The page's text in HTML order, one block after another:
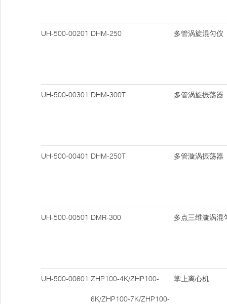
UH-500-00201 DHM-250 多管涡旋混匀仪
UH-500-00301 DHM-300T 多管涡旋振荡器
UH-500-00401 DHM-250T 多管漩涡振荡器
UH-500-00501 DMR-300 多点三维漩涡混
UH-500-00601 ZHP100-4K/ZHP100-
6K/ZHP100-7K/ZHP100-
掌上离心机